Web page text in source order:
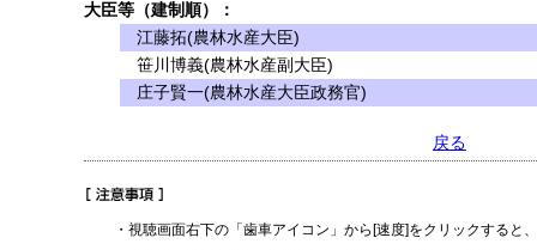
大臣等（建制順）：
江藤拓(農林水産大臣)
笹川博義(農林水産副大臣)
庄子賢一(農林水産大臣政務官)
戻る
・視聴画面右下の「歯車アイコン」から[速度]をクリックすると